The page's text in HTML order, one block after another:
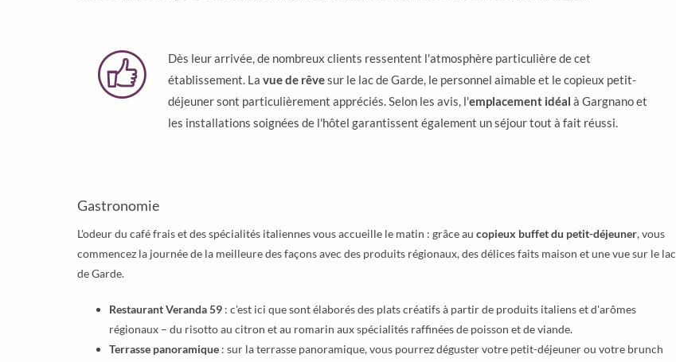
Dès leur arrivée, de nombreux clients ressentent l'atmosphère particulière de cet
établissement. La vue de rêvesur le lac de Garde, le personnel aimable et le copieux petit-
déjeuner sont particulièrement appréciés. Selon les avis, l'emplacement idéal à Gargnano et
les installations soignées de l'hôtel garantissent également un séjour tout à fait réussi.
Gastronomie
L'odeur du café frais et des spécialités italiennes vous accueille le matin : grâce au copieux buffet du petit-déjeuner, vous
commencez la journée de la meilleure des façons avec des produits régionaux, des délices faits maison et une vue sur le lac
de Garde.
Restaurant Veranda 59 : c'est ici que sont élaborés des plats créatifs à partir de produits italiens et d'arômes
régionaux – du risotto au citron et au romarin aux spécialités raffinées de poisson et de viande.
Terrasse panoramique : sur la terrasse panoramique, vous pourrez déguster votre petit-déjeuner ou votre brunch